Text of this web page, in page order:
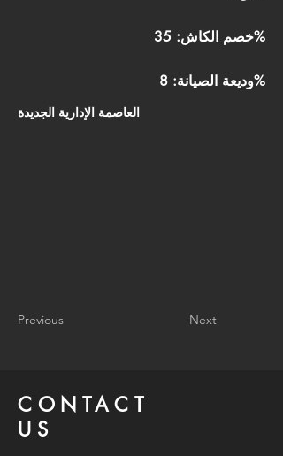
خصم الكاش: 35%
وديعة الصيانة: 8%
العاصمة الإدارية الجديدة
Previous Next
CONTACT
US